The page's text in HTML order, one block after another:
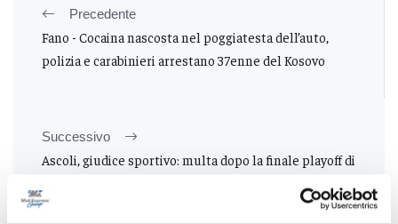
Precedente
Fano - Cocaina nascosta nel poggiatesta dell’auto,
polizia e carabinieri arrestano 37enne del Kosovo
Successivo
Ascoli, giudice sportivo: multa dopo la finale playoff di